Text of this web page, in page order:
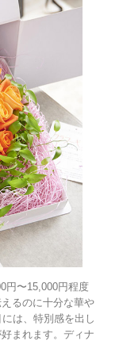
円〜15,000円程度
るのに十分な華や
は、特別感を出し
まれます。ディナ